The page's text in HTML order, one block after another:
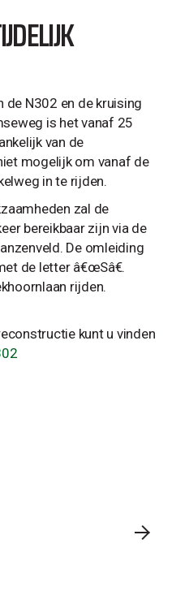
de N302 en de kruising
is het vanaf 25
van de
mogelijk om vanaf de
in te rijden.
zal de
bereikbaar zijn via de
De omleiding
de letter â€œSâ€.
rijden.
kunt u vinden